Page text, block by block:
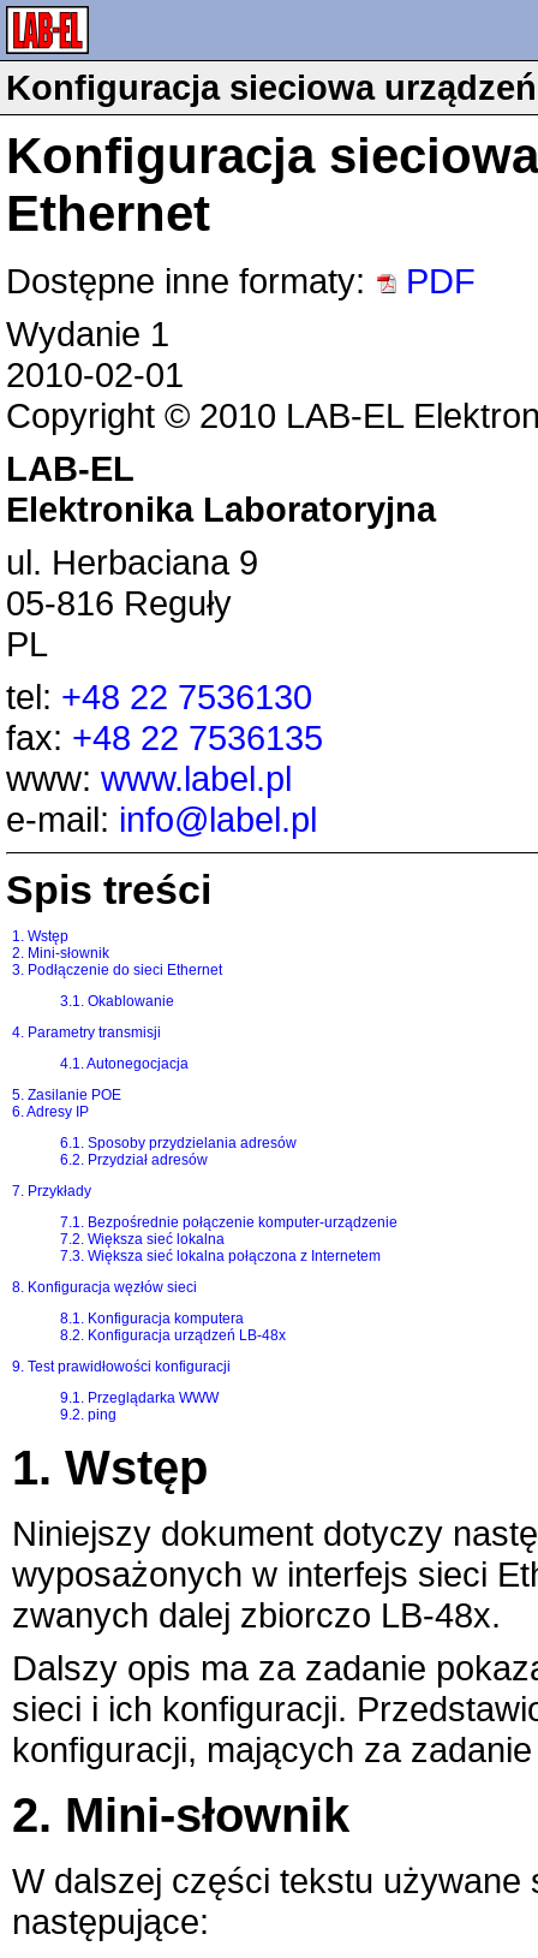
Konfiguracja sieciowa
Konfiguracja
Ethernet
Dostępne inne formaty:
PDF
Wydanie 1
2010-02-01
Copyright © 2010 LAB-EL
LAB-EL
Elektronika Laboratoryjna
ul. Herbaciana 9
05-816 Reguły
PL
tel: +48 22 7536130
fax: +48 22 7536135
www: www.label.pl
e-mail: info@label.pl
Spis treści
1. Wstęp
2. Mini-słownik
3. Podłączenie do sieci Ethernet
3.1. Okablowanie
4. Parametry transmisji
4.1. Autonegocjacja
5. Zasilanie POE
6. Adresy IP
6.1. Sposoby przydzielania adresów
6.2. Przydział adresów
7. Przykłady
7.1. Bezpośrednie połączenie komputer-urządzenie
7.2. Większa sieć lokalna
7.3. Większa sieć lokalna połączona z Internetem
8. Konfiguracja węzłów sieci
8.1. Konfiguracja komputera
8.2. Konfiguracja urządzeń LB-48x
9. Test prawidłowości konfiguracji
9.1. Przeglądarka WWW
9.2. ping
1. Wstęp
Niniejszy dokument dotyczy
wyposażonych w interfejs sieci
zwanych dalej zbiorczo LB-48x.
Dalszy opis ma za zadanie
sieci i ich konfiguracji.
konfiguracji, mających za
2. Mini-słownik
W dalszej części tekstu
następujące: